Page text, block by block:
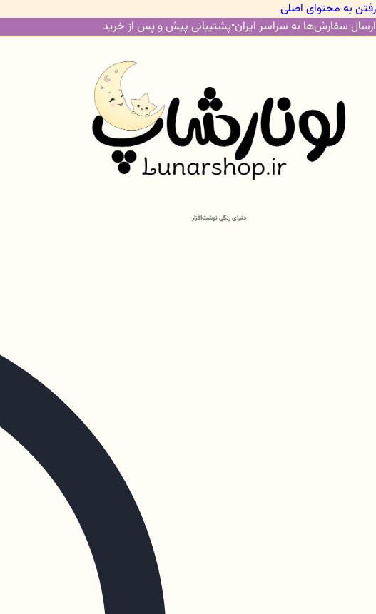
رفتن به محتوای اصلی
ارسال سفارش‌ها به سراسر ایران•پشتیبانی پیش و پس از خرید
دنیای رنگی نوشت‌افزار